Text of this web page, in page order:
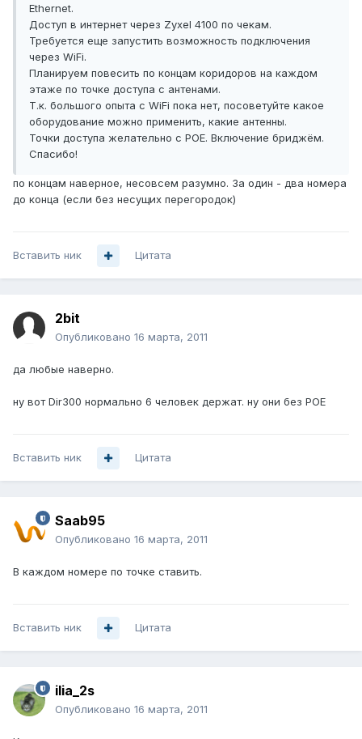
Ethernet.
Доступ в интернет через Zyxel 4100 по чекам.
Требуется еще запустить возможность подключения
через WiFi.
Планируем повесить по концам коридоров на каждом
этаже по точке доступа с антенами.
Т.к. большого опыта с WiFi пока нет, посоветуйте какое
оборудование можно применить, какие антенны.
Точки доступа желательно с POE. Включение бриджём.
Спасибо!
по концам наверное, несовсем разумно. За один - два номера
до конца (если без несущих перегородок)
Вставить ник Цитата
2bit
Опубликовано 16 марта, 2011
да любые наверно.
ну вот Dir300 нормально 6 человек держат. ну они без РОЕ
Вставить ник Цитата
Saab95
Опубликовано 16 марта, 2011
В каждом номере по точке ставить.
Вставить ник Цитата
ilia_2s
Опубликовано 16 марта, 2011